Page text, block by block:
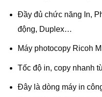
Đầy đủ chức năng In,
động, Duplex…
Máy photocopy Ricoh
Tốc độ in, copy nhanh
Đây là dòng máy in